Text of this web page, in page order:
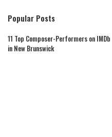
Popular Posts
11 Top Composer-Performers on IMDb
in New Brunswick